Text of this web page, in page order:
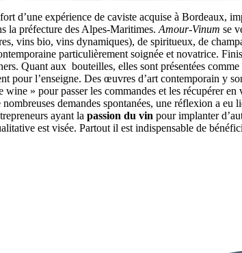
d’une expérience de caviste acquise à Bordeaux,
la préfecture des Alpes-Maritimes. Amour-Vinum se
vins bio, vins dynamiques), de spiritueux, de
particulièrement soignée et novatrice.
Quant aux bouteilles, elles sont présentées
pour l’enseigne. Des œuvres d’art contemporain y
» pour passer les commandes et les récupérer
demandes spontanées, une réflexion a eu
ayant la passion du vin pour implanter
est visée. Partout il est indispensable de